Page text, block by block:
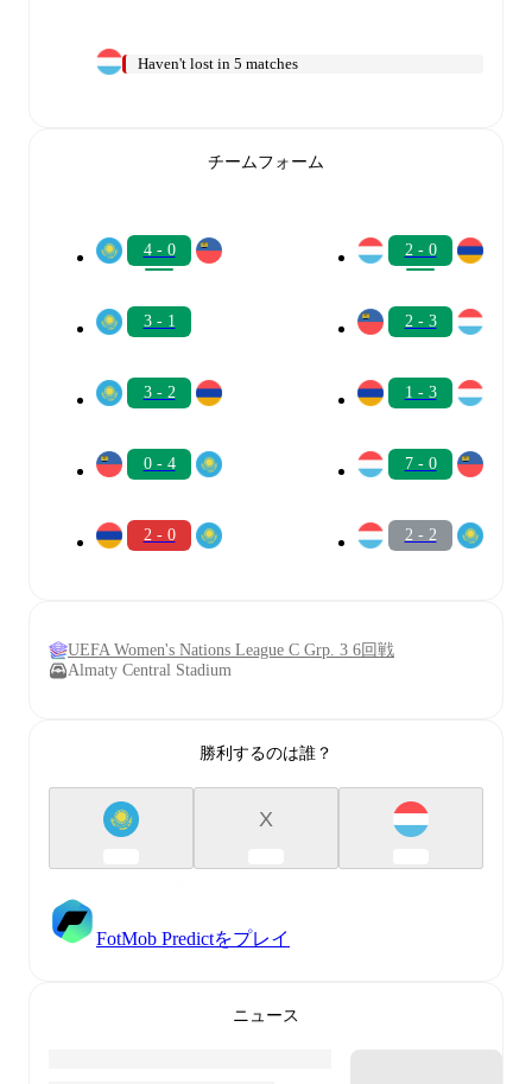
Haven't lost in 5 matches
チームフォーム
4 - 0
3 - 1
3 - 2
0 - 4
2 - 0
2 - 0
2 - 3
1 - 3
7 - 0
2 - 2
UEFA Women's Nations League C Grp. 3 6回戦
Almaty Central Stadium
勝利するのは誰？
X
FotMob Predictをプレイ
ニュース